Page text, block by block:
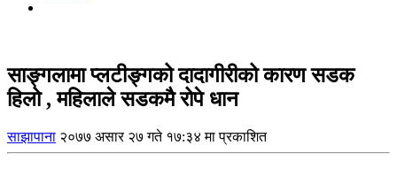
साङ्गलामा प्लटीङ्गको दादागीरीको कारण सडक
हिलो , महिलाले सडकमै रोपे धान
साझापाना २०७७ असार २७ गते १७:३४ मा प्रकाशित